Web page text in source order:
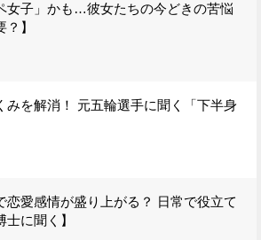
女子」かも…彼女たちの今どきの苦悩
】
みを解消！ 元五輪選手に聞く「下半身
恋愛感情が盛り上がる？ 日常で役立て
に聞く】